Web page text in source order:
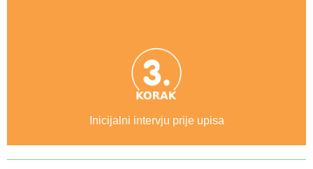
Inicijalni intervju prije upisa